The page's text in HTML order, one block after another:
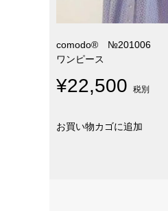
comodo® №201006
ワンピース
¥22,500 税別
お買い物カゴに追加